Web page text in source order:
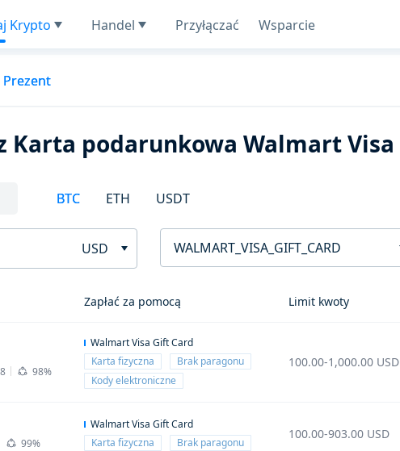
Krypto Handel Przyłączać Wsparcie
Prezent
Karta podarunkowa Walmart Visa
BTC ETH USDT
USD WALMART_VISA_GIFT_CARD
Zapłać za pomocą Limit kwoty
98%
Walmart Visa Gift Card
Karta fizyczna
Brak paragonu
Kody elektroniczne
100.00-1,000.00 USD
99%
Walmart Visa Gift Card
Karta fizyczna
Brak paragonu
100.00-903.00 USD